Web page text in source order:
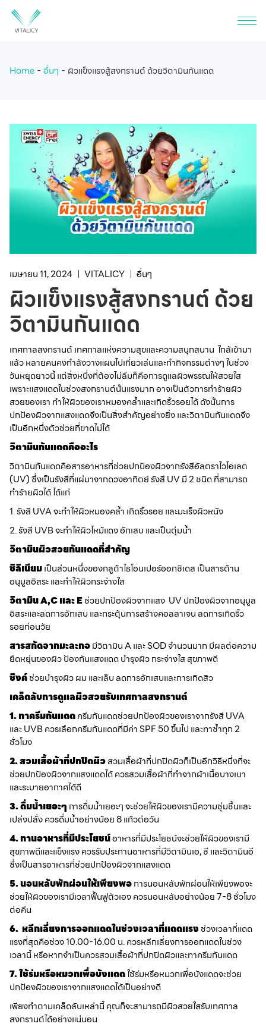
Home อื่นๆ ผิวแข็งแรงสู้สงกรานต์ ด้วยวิตามินกันแดด
เมษายน 11, 2024 VITALICY อื่นๆ
ผิวแข็งแรงสู้สงกรานต์ ด้วย
วิตามินกันแดด
เทศกาลสงกรานต์ เทศกาลแห่งความสุขและความสนุกสนาน ใกล้เข้ามา
แล้ว หลายคนคงกำลังวางแผนไปเที่ยวเล่นและทำกิจกรรมต่างๆ ในช่วง
วันหยุดยาวนี้ แต่สิ่งหนึ่งที่ต้องไม่ลืมก็คือการดูแลผิวพรรณให้สวยใส
เพราะแสงแดดในช่วงสงกรานต์นั้นแรงมาก อาจเป็นตัวการทำร้ายผิว
สวยของเรา ทำให้ผิวของเราหมองคล้ำและเกิดริ้วรอยได้ ดังนั้นการ
ปกป้องผิวจากแสงแดดจึงเป็นสิ่งสำคัญอย่างยิ่ง และวิตามินกันแดดจึง
เป็นอีกหนึ่งตัวช่วยที่ขาดไม่ได้
วิตามินกันแดดคืออะไร
วิตามินกันแดดคือสารอาหารที่ช่วยปกป้องผิวจากรังสีอัลตราไวโอเลต
(UV) ซึ่งเป็นรังสีที่แผ่มาจากดวงอาทิตย์ รังสี UV มี 2 ชนิด ที่สามารถ
ทำร้ายผิวได้ ได้แก่
1. รังสี UVA จะทำให้ผิวหมองคล้ำ เกิดริ้วรอย และมะเร็งผิวหนัง
2. รังสี UVB จะทำให้ผิวไหม้แดง อักเสบ และเป็นตุ่มน้ำ
วิตามินผิวสวยกันแดดที่สำคัญ
ซิลิเนียมเป็นส่วนหนึ่งของกลูต้าไธโอนเปอร์ออกซิเดส เป็นสารต้าน
อนุมูลอิสระ และทำให้ผิวกระจ่างใส
วิตามิน A,C และ Eช่วยปกป้องผิวจากแสง UV ปกป้องผิวจากอนุมูล
อิสระและลดการอักเสบ และกระตุ้นการสร้างคอลลาเจน ลดการเกิดริ้ว
รอยก่อนวัย
สารสกัดจากมะละกอมีวิตามิน A และ SOD จำนวนมาก มีผลต่อความ
ยืดหยุ่นของผิว ป้องกันแสงแดด บำรุงผิว กระจ่างใส สุขภาพดี
ซิงค์ช่วยบำรุงผิว ผม และเล็บ ลดการอักเสบและการเกิดสิว
เคล็ดลับการดูแลผิวสวยรับเทศกาลสงกรานต์
1. ทาครีมกันแดดครีมกันแดดช่วยปกป้องผิวของเราจากรังสี UVA
และ UVB ควรเลือกครีมกันแดดที่มีค่า SPF 50 ขึ้นไป และทาซ้ำทุก 2
ชั่วโมง
2. สวมเสื้อผ้าที่ปกปิดผิวสวมเสื้อผ้าที่ปกปิดผิวก็เป็นอีกวิธีหนึ่งที่จะ
ช่วยปกป้องผิวจากแสงแดดได้ ควรสวมเสื้อผ้าที่ทำจากผ้าเนื้อบางเบา
และระบายอากาศได้ดี
3. ดื่มน้ำเยอะๆ การดื่มน้ำเยอะๆ จะช่วยให้ผิวของเรามีความชุ่มชื้นและ
เปล่งปลั่ง ควรดื่มน้ำอย่างน้อย 8 แก้วต่อวัน
4. ทานอาหารที่มีประโยชน์อาหารที่มีประโยชน์จะช่วยให้ผิวของเรามี
สุขภาพดีและแข็งแรง ควรรับประทานอาหารที่มีวิตามินเอ, ซี และวิตามินอี
ซึ่งเป็นสารอาหารที่ช่วยปกป้องผิวจากแสงแดด
5. นอนหลับพักผ่อนให้เพียงพอการนอนหลับพักผ่อนให้เพียงพอจะ
ช่วยให้ผิวของเรามีเวลาฟื้นฟูตัวเอง ควรนอนหลับอย่างน้อย 7-8 ชั่วโมง
ต่อคืน
6. หลีกเลี่ยงการออกแดดในช่วงเวลาที่แดดแรงช่วงเวลาที่แดด
แรงที่สุดคือช่วง 10.00-16.00 น. ควรหลีกเลี่ยงการออกแดดในช่วง
เวลานี้ หรือหากจำเป็นควรสวมเสื้อผ้าที่ปกปิดผิวและทาครีมกันแดด
7. ใช้ร่มหรือหมวกเพื่อบังแดดใช้ร่มหรือหมวกเพื่อบังแดดจะช่วย
ปกป้องผิวของเราจากแสงแดดได้เป็นอย่างดี
เพียงทำตามเคล็ดลับเหล่านี้ คุณก็จะสามารถมีผิวสวยใสรับเทศกาล
สงกรานต์ได้อย่างแน่นอน